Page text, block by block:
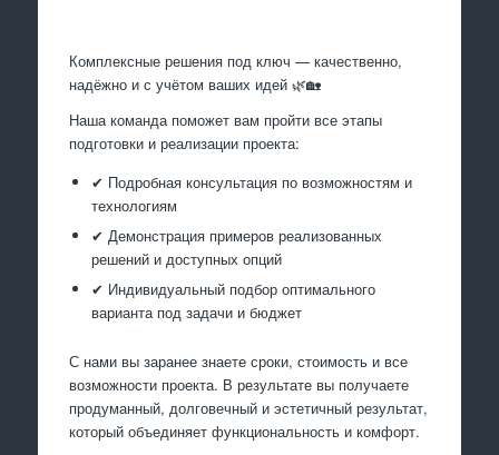
Комплексные решения под ключ — качественно,
надёжно и с учётом ваших идей 🌿🏡
Наша команда поможет вам пройти все этапы
подготовки и реализации проекта:
✔ Подробная консультация по возможностям и
технологиям
✔ Демонстрация примеров реализованных
решений и доступных опций
✔ Индивидуальный подбор оптимального
варианта под задачи и бюджет
С нами вы заранее знаете сроки, стоимость и все
возможности проекта. В результате вы получаете
продуманный, долговечный и эстетичный результат,
который объединяет функциональность и комфорт.